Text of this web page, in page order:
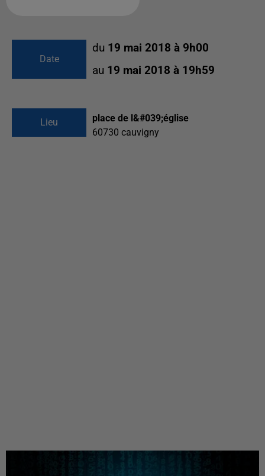
Date
du 19 mai 2018 à 9h00
au 19 mai 2018 à 19h59
Lieu
place de l&#039;église
60730 cauvigny